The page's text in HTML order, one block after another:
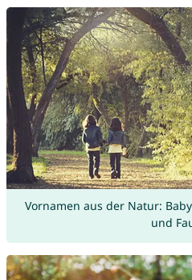
Vornamen aus der Natur:
und